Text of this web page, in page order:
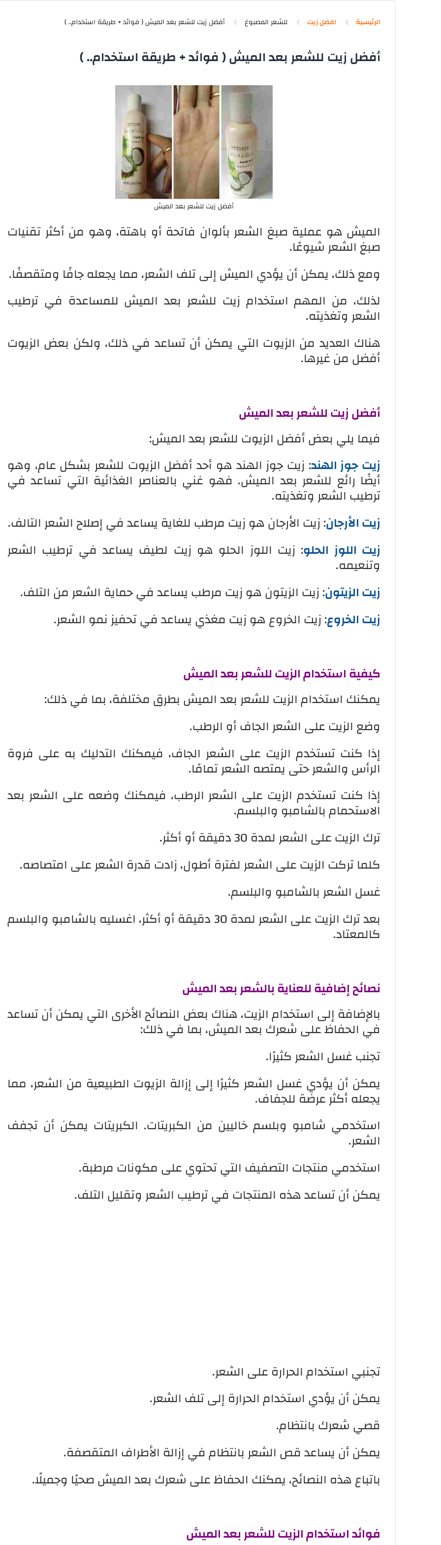
الرئيسية افضل زيت للشعر المصبوغ
أفضل زيت للشعر بعد الميش ( فوائد + طريقة استخدام.. )
أفضل زيت للشعر بعد الميش
الميش هو عملية صبغ الشعر بألوان فاتحة أو باهتة، وهو من أكثر تقنيات
صبغ الشعر شيوعًا.
ومع ذلك، يمكن أن يؤدي الميش إلى تلف الشعر، مما يجعله جافًا ومتقصفًا.
لذلك، من المهم استخدام زيت للشعر بعد الميش للمساعدة في ترطيب
الشعر وتغذيته.
هناك العديد من الزيوت التي يمكن أن تساعد في ذلك، ولكن بعض الزيوت
أفضل من غيرها.
أفضل زيت للشعر بعد الميش
فيما يلي بعض أفضل الزيوت للشعر بعد الميش:
زيت جوز الهند: زيت جوز الهند هو أحد أفضل الزيوت للشعر بشكل عام، وهو
أيضًا رائع للشعر بعد الميش. فهو غني بالعناصر الغذائية التي تساعد في
ترطيب الشعر وتغذيته.
زيت الأرجان: زيت الأرجان هو زيت مرطب للغاية يساعد في إصلاح الشعر التالف.
زيت اللوز الحلو: زيت اللوز الحلو هو زيت لطيف يساعد في ترطيب الشعر
وتنعيمه.
زيت الزيتون: زيت الزيتون هو زيت مرطب يساعد في حماية الشعر من التلف.
زيت الخروع: زيت الخروع هو زيت مغذي يساعد في تحفيز نمو الشعر.
كيفية استخدام الزيت للشعر بعد الميش
يمكنك استخدام الزيت للشعر بعد الميش بطرق مختلفة، بما في ذلك:
وضع الزيت على الشعر الجاف أو الرطب.
إذا كنت تستخدم الزيت على الشعر الجاف، فيمكنك التدليك به على فروة
الرأس والشعر حتى يمتصه الشعر تمامًا.
إذا كنت تستخدم الزيت على الشعر الرطب، فيمكنك وضعه على الشعر بعد
الاستحمام بالشامبو والبلسم.
ترك الزيت على الشعر لمدة 30 دقيقة أو أكثر.
كلما تركت الزيت على الشعر لفترة أطول، زادت قدرة الشعر على امتصاصه.
غسل الشعر بالشامبو والبلسم.
بعد ترك الزيت على الشعر لمدة 30 دقيقة أو أكثر، اغسليه بالشامبو والبلسم
كالمعتاد.
نصائح إضافية للعناية بالشعر بعد الميش
بالإضافة إلى استخدام الزيت، هناك بعض النصائح الأخرى التي يمكن أن تساعد
في الحفاظ على شعرك بعد الميش، بما في ذلك:
تجنب غسل الشعر كثيرًا.
يمكن أن يؤدي غسل الشعر كثيرًا إلى إزالة الزيوت الطبيعية من الشعر، مما
يجعله أكثر عرضة للجفاف.
استخدمي شامبو وبلسم خاليين من الكبريتات. الكبريتات يمكن أن تجفف
الشعر.
استخدمي منتجات التصفيف التي تحتوي على مكونات مرطبة.
يمكن أن تساعد هذه المنتجات في ترطيب الشعر وتقليل التلف.
تجنبي استخدام الحرارة على الشعر.
يمكن أن يؤدي استخدام الحرارة إلى تلف الشعر.
قصي شعرك بانتظام.
يمكن أن يساعد قص الشعر بانتظام في إزالة الأطراف المتقصفة.
باتباع هذه النصائح، يمكنك الحفاظ على شعرك بعد الميش صحيًا وجميلًا.
فوائد استخدام الزيت للشعر بعد الميش